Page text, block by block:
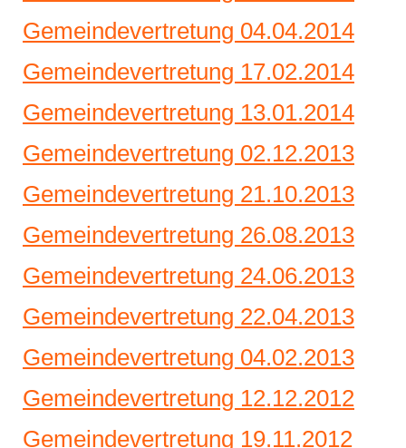
Gemeindevertretung 04.04.2014
Gemeindevertretung 17.02.2014
Gemeindevertretung 13.01.2014
Gemeindevertretung 02.12.2013
Gemeindevertretung 21.10.2013
Gemeindevertretung 26.08.2013
Gemeindevertretung 24.06.2013
Gemeindevertretung 22.04.2013
Gemeindevertretung 04.02.2013
Gemeindevertretung 12.12.2012
Gemeindevertretung 19.11.2012